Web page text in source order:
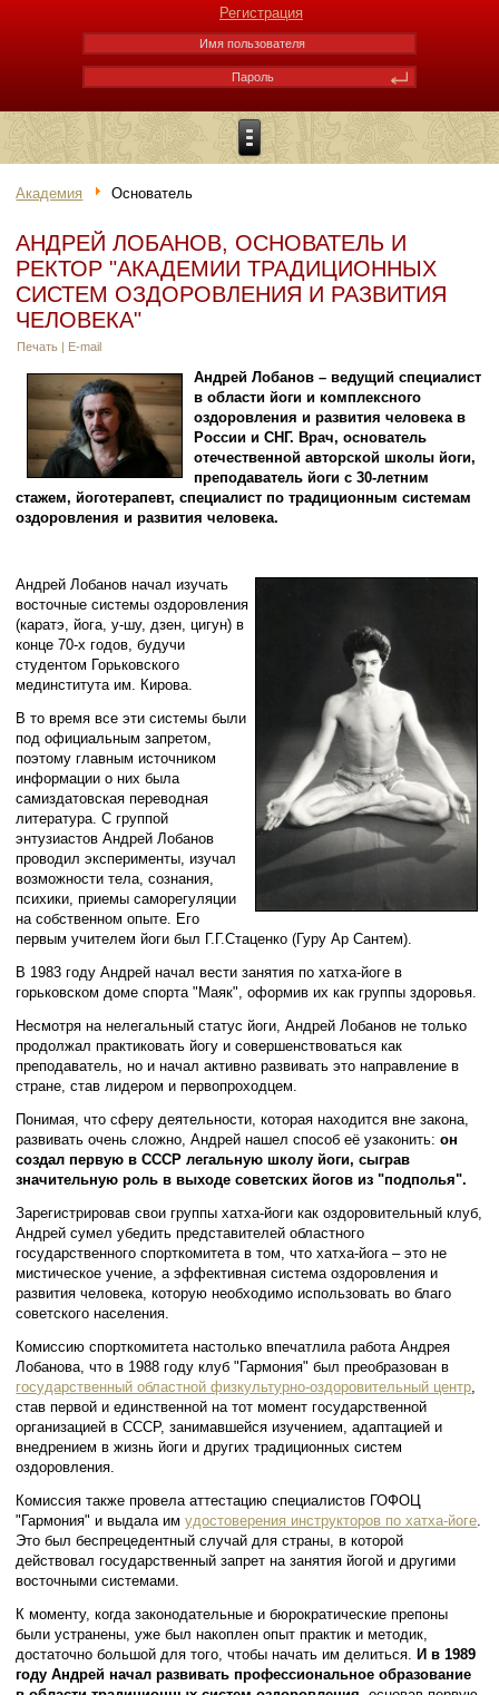
Регистрация
Академия Основатель
АНДРЕЙ ЛОБАНОВ, ОСНОВАТЕЛЬ И
РЕКТОР "АКАДЕМИИ ТРАДИЦИОННЫХ
СИСТЕМ ОЗДОРОВЛЕНИЯ И РАЗВИТИЯ
ЧЕЛОВЕКА"
Печать | E-mail
Андрей Лобанов – ведущий специалист
в области йоги и комплексного
оздоровления и развития человека в
России и СНГ. Врач, основатель
отечественной авторской школы йоги,
преподаватель йоги с 30-летним
стажем, йоготерапевт, специалист по традиционным системам
оздоровления и развития человека.
Андрей Лобанов начал изучать
восточные системы оздоровления
(каратэ, йога, у-шу, дзен, цигун) в
конце 70-х годов, будучи
студентом Горьковского
мединститута им. Кирова.
В то время все эти системы были
под официальным запретом,
поэтому главным источником
информации о них была
самиздатовская переводная
литература. С группой
энтузиастов Андрей Лобанов
проводил эксперименты, изучал
возможности тела, сознания,
психики, приемы саморегуляции
на собственном опыте. Его
первым учителем йоги был Г.Г.Стаценко (Гуру Ар Сантем).
В 1983 году Андрей начал вести занятия по хатха-йоге в
горьковском доме спорта "Маяк", оформив их как группы здоровья.
Несмотря на нелегальный статус йоги, Андрей Лобанов не только
продолжал практиковать йогу и совершенствоваться как
преподаватель, но и начал активно развивать это направление в
стране, став лидером и первопроходцем.
Понимая, что сферу деятельности, которая находится вне закона,
развивать очень сложно, Андрей нашел способ её узаконить:он
создал первую в СССР легальную школу йоги, сыграв
значительную роль в выходе советских йогов из "подполья".
Зарегистрировав свои группы хатха-йоги как оздоровительный клуб,
Андрей сумел убедить представителей областного
государственного спорткомитета в том, что хатха-йога – это не
мистическое учение, а эффективная система оздоровления и
развития человека, которую необходимо использовать во благо
советского населения.
Комиссию спорткомитета настолько впечатлила работа Андрея
Лобанова, что в 1988 году клуб "Гармония" был преобразован в
государственный областной физкультурно-оздоровительный центр
став первой и единственной на тот момент государственной
организацией в СССР, занимавшейся изучением, адаптацией и
внедрением в жизнь йоги и других традиционных систем
оздоровления.
Комиссия также провела аттестацию специалистов ГОФОЦ
"Гармония" и выдала имудостоверения инструкторов по хатха-йоге
Это был беспрецедентный случай для страны, в которой
действовал государственный запрет на занятия йогой и другими
восточными системами.
К моменту, когда законодательные и бюрократические препоны
были устранены, уже был накоплен опыт практик и методик,
достаточно большой для того, чтобы начать им делиться.
И в 1989
году Андрей начал развивать профессиональное образование